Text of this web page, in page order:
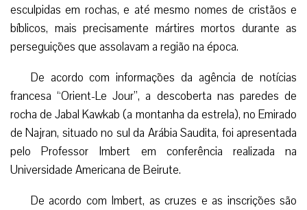
esculpidas em rochas, e até mesmo nomes de cristãos e
bíblicos, mais precisamente mártires mortos durante as
perseguições que assolavam a região na época.
De acordo com informações da agência de notícias
francesa “Orient-Le Jour”, a descoberta nas paredes de
rocha de Jabal Kawkab (a montanha da estrela), no Emirado
de Najran, situado no sul da Arábia Saudita, foi apresentada
pelo Professor Imbert em conferência realizada na
Universidade Americana de Beirute.
De acordo com Imbert, as cruzes e as inscrições são